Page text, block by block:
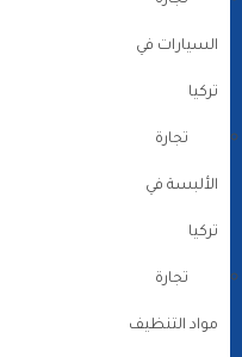
السيارات في
تركيا
تجارة
الألبسة في
تركيا
تجارة
مواد التنظيف